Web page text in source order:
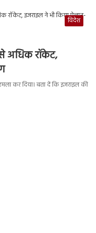
विदेश
अधिक रॉकेट,
कर दिया। बता दें कि इजराइल की